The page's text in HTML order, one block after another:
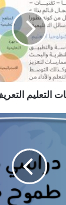
التعليم